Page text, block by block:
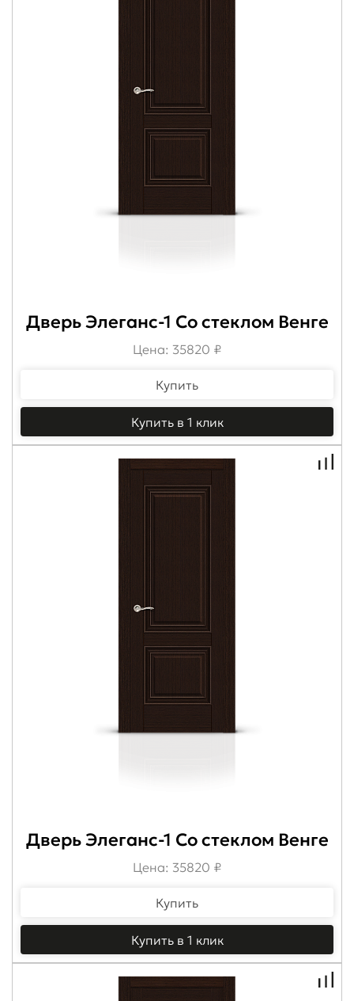
Дверь Элеганс-1 Со стеклом Венге
Цена: 35820 ₽
Купить
Купить в 1 клик
Дверь Элеганс-1 Со стеклом Венге
Цена: 35820 ₽
Купить
Купить в 1 клик